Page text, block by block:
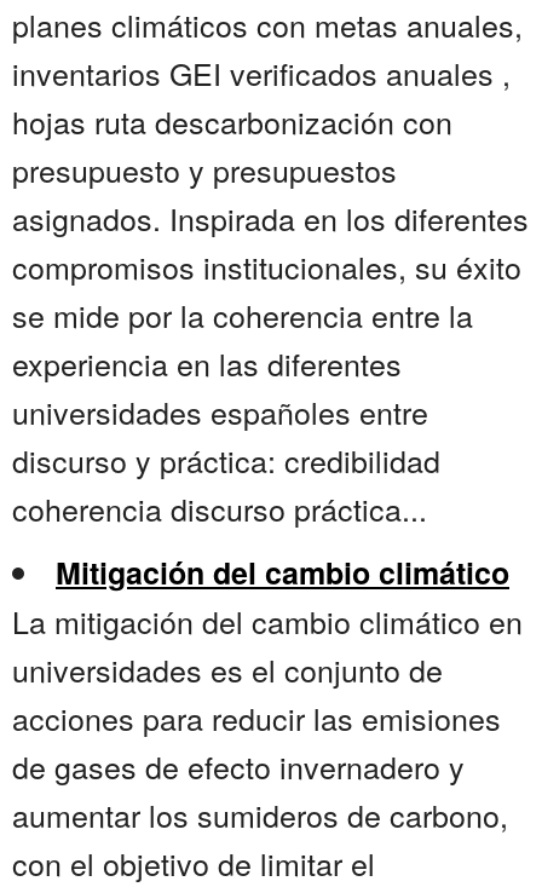
planes climáticos con metas anuales,
inventarios GEI verificados anuales ,
hojas ruta descarbonización con
presupuesto y presupuestos
asignados. Inspirada en los diferentes
compromisos institucionales, su éxito
se mide por la coherencia entre la
experiencia en las diferentes
universidades españoles entre
discurso y práctica: credibilidad
coherencia discurso práctica...
Mitigación del cambio climático
La mitigación del cambio climático en
universidades es el conjunto de
acciones para reducir las emisiones
de gases de efecto invernadero y
aumentar los sumideros de carbono,
con el objetivo de limitar el